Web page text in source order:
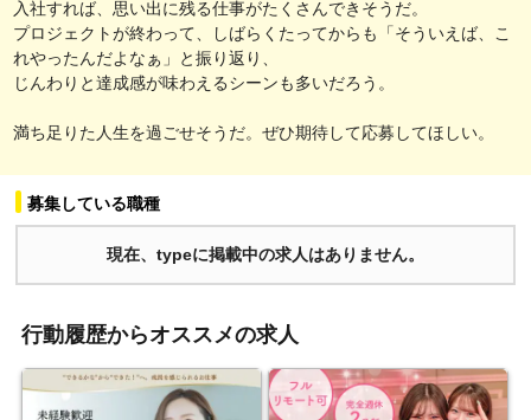
入社すれば、思い出に残る仕事がたくさんできそうだ。
プロジェクトが終わって、しばらくたってからも「そういえば、こ
れやったんだよなぁ」と振り返り、
じんわりと達成感が味わえるシーンも多いだろう。
満ち足りた人生を過ごせそうだ。ぜひ期待して応募してほしい。
募集している職種
現在、typeに掲載中の求人はありません。
行動履歴からオススメの求人